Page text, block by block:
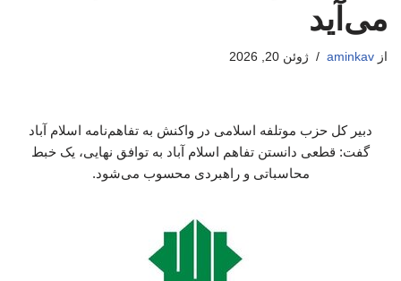
می‌آید
از aminkav ژوئن 20, 2026
دبیر کل حزب موتلفه اسلامی در واکنش به تفاهم‌نامه اسلام آباد
گفت: قطعی دانستن تفاهم اسلام آباد به توافق نهایی، یک خبط
محاسباتی و راهبردی محسوب می‌شود.